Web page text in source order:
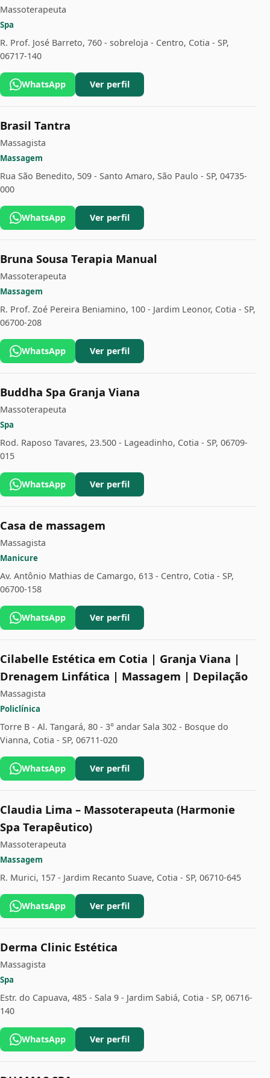
Massoterapeuta
Spa
R. Prof. José Barreto, 760 - sobreloja - Centro, Cotia - SP,
06717-140
WhatsApp Ver perfil
Brasil Tantra
Massagista
Massagem
Rua São Benedito, 509 - Santo Amaro, São Paulo - SP, 04735-
000
WhatsApp Ver perfil
Bruna Sousa Terapia Manual
Massoterapeuta
Massagem
R. Prof. Zoé Pereira Beniamino, 100 - Jardim Leonor, Cotia - SP,
06700-208
WhatsApp Ver perfil
Buddha Spa Granja Viana
Massoterapeuta
Spa
Rod. Raposo Tavares, 23.500 - Lageadinho, Cotia - SP, 06709-
015
WhatsApp Ver perfil
Casa de massagem
Massagista
Manicure
Av. Antônio Mathias de Camargo, 613 - Centro, Cotia - SP,
06700-158
WhatsApp Ver perfil
Cilabelle Estética em Cotia | Granja Viana |
Drenagem Linfática | Massagem | Depilação
Massagista
Policlínica
Torre B - Al. Tangará, 80 - 3° andar Sala 302 - Bosque do
Vianna, Cotia - SP, 06711-020
WhatsApp Ver perfil
Claudia Lima – Massoterapeuta (Harmonie
Spa Terapêutico)
Massoterapeuta
Massagem
R. Murici, 157 - Jardim Recanto Suave, Cotia - SP, 06710-645
WhatsApp Ver perfil
Derma Clinic Estética
Massagista
Spa
Estr. do Capuava, 485 - Sala 9 - Jardim Sabiá, Cotia - SP, 06716-
140
WhatsApp Ver perfil